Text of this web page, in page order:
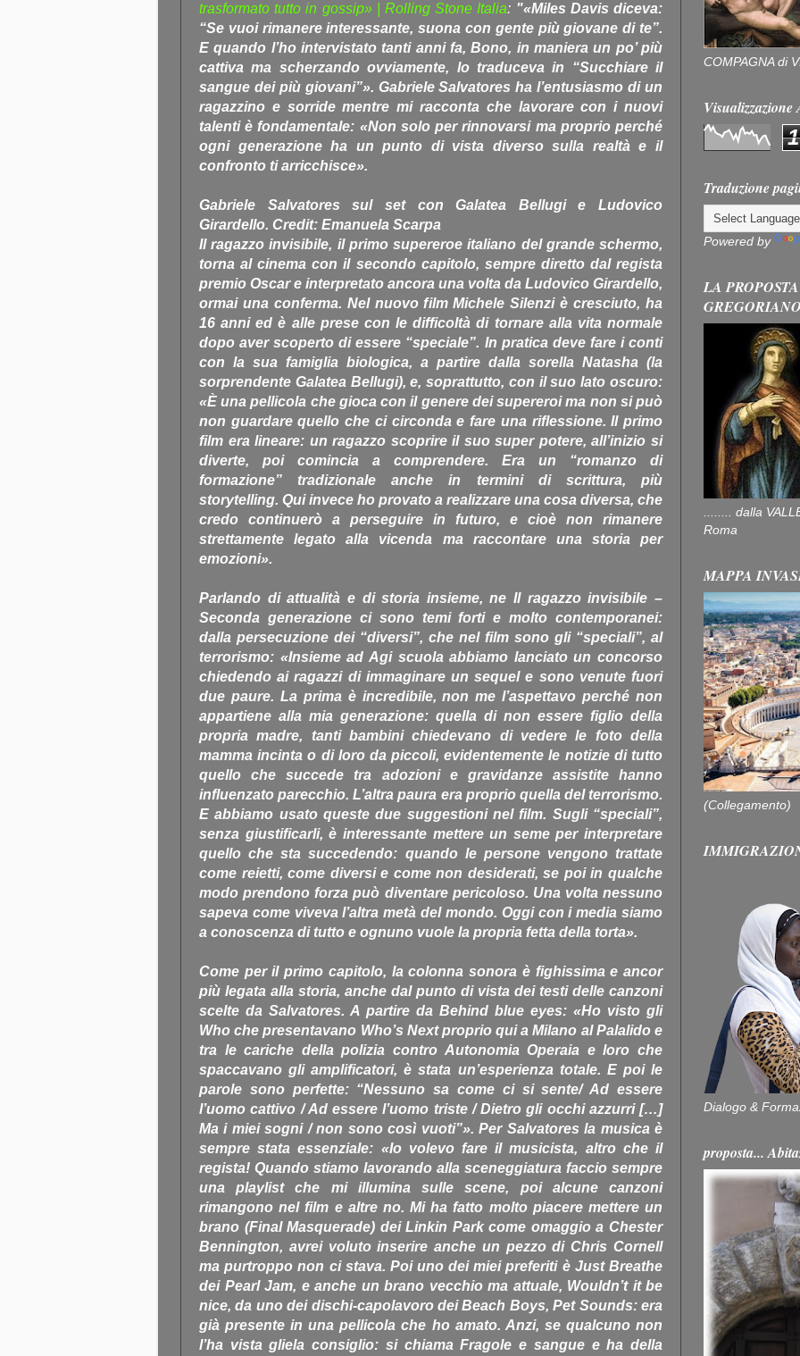
trasformato tutto in gossip» | Rolling Stone Italia: "«Miles Davis diceva:
“Se vuoi rimanere interessante, suona con gente più giovane di te”.
E quando l’ho intervistato tanti anni fa, Bono, in maniera un po’ più
cattiva ma scherzando ovviamente, lo traduceva in “Succhiare il
sangue dei più giovani”». Gabriele Salvatores ha l’entusiasmo di un
ragazzino e sorride mentre mi racconta che lavorare con i nuovi
talenti è fondamentale: «Non solo per rinnovarsi ma proprio perché
ogni generazione ha un punto di vista diverso sulla realtà e il
confronto ti arricchisce».
Gabriele Salvatores sul set con Galatea Bellugi e Ludovico
Girardello. Credit: Emanuela Scarpa
Il ragazzo invisibile, il primo supereroe italiano del grande schermo,
torna al cinema con il secondo capitolo, sempre diretto dal regista
premio Oscar e interpretato ancora una volta da Ludovico Girardello,
ormai una conferma. Nel nuovo film Michele Silenzi è cresciuto, ha
16 anni ed è alle prese con le difficoltà di tornare alla vita normale
dopo aver scoperto di essere “speciale”. In pratica deve fare i conti
con la sua famiglia biologica, a partire dalla sorella Natasha (la
sorprendente Galatea Bellugi), e, soprattutto, con il suo lato oscuro:
«È una pellicola che gioca con il genere dei supereroi ma non si può
non guardare quello che ci circonda e fare una riflessione. Il primo
film era lineare: un ragazzo scoprire il suo super potere, all’inizio si
diverte, poi comincia a comprendere. Era un “romanzo di
formazione” tradizionale anche in termini di scrittura, più
storytelling. Qui invece ho provato a realizzare una cosa diversa, che
credo continuerò a perseguire in futuro, e cioè non rimanere
strettamente legato alla vicenda ma raccontare una storia per
emozioni».
Parlando di attualità e di storia insieme, ne Il ragazzo invisibile –
Seconda generazione ci sono temi forti e molto contemporanei:
dalla persecuzione dei “diversi”, che nel film sono gli “speciali”, al
terrorismo: «Insieme ad Agi scuola abbiamo lanciato un concorso
chiedendo ai ragazzi di immaginare un sequel e sono venute fuori
due paure. La prima è incredibile, non me l’aspettavo perché non
appartiene alla mia generazione: quella di non essere figlio della
propria madre, tanti bambini chiedevano di vedere le foto della
mamma incinta o di loro da piccoli, evidentemente le notizie di tutto
quello che succede tra adozioni e gravidanze assistite hanno
influenzato parecchio. L’altra paura era proprio quella del terrorismo.
E abbiamo usato queste due suggestioni nel film. Sugli “speciali”,
senza giustificarli, è interessante mettere un seme per interpretare
quello che sta succedendo: quando le persone vengono trattate
come reietti, come diversi e come non desiderati, se poi in qualche
modo prendono forza può diventare pericoloso. Una volta nessuno
sapeva come viveva l’altra metà del mondo. Oggi con i media siamo
a conoscenza di tutto e ognuno vuole la propria fetta della torta».
Come per il primo capitolo, la colonna sonora è fighissima e ancor
più legata alla storia, anche dal punto di vista dei testi delle canzoni
scelte da Salvatores. A partire da Behind blue eyes: «Ho visto gli
Who che presentavano Who’s Next proprio qui a Milano al Palalido e
tra le cariche della polizia contro Autonomia Operaia e loro che
spaccavano gli amplificatori, è stata un’esperienza totale. E poi le
parole sono perfette: “Nessuno sa come ci si sente/ Ad essere
l’uomo cattivo / Ad essere l’uomo triste / Dietro gli occhi azzurri […]
Ma i miei sogni / non sono così vuoti”». Per Salvatores la musica è
sempre stata essenziale: «Io volevo fare il musicista, altro che il
regista! Quando stiamo lavorando alla sceneggiatura faccio sempre
una playlist che mi illumina sulle scene, poi alcune canzoni
rimangono nel film e altre no. Mi ha fatto molto piacere mettere un
brano (Final Masquerade) dei Linkin Park come omaggio a Chester
Bennington, avrei voluto inserire anche un pezzo di Chris Cornell
ma purtroppo non ci stava. Poi uno dei miei preferiti è Just Breathe
dei Pearl Jam, e anche un brano vecchio ma attuale, Wouldn’t it be
nice, da uno dei dischi-capolavoro dei Beach Boys, Pet Sounds: era
già presente in una pellicola che ho amato. Anzi, se qualcuno non
l’ha vista gliela consiglio: si chiama Fragole e sangue e ha della
COMPAGNA di
1
Traduzione
Powered by
LA
........ dalla
Roma
MAPPA
(Collegamento)
Dialogo &
proposta...